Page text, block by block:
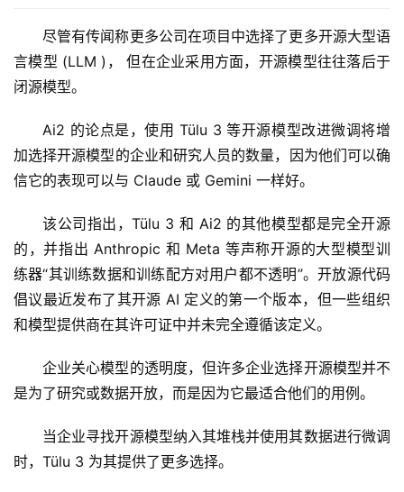
尽管有传闻称更多公司在项目中选择了更多开源大型语
言模型 (LLM )， 但在企业采用方面，开源模型往往落后于
闭源模型。
Ai2 的论点是，使用 Tülu 3 等开源模型改进微调将增
加选择开源模型的企业和研究人员的数量，因为他们可以确
信它的表现可以与 Claude 或 Gemini 一样好。
该公司指出，Tülu 3 和 Ai2 的其他模型都是完全开源
的，并指出 Anthropic 和 Meta 等声称开源的大型模型训
练器“其训练数据和训练配方对用户都不透明”。开放源代码
倡议最近发布了其开源 AI 定义的第一个版本，但一些组织
和模型提供商在其许可证中并未完全遵循该定义。
企业关心模型的透明度，但许多企业选择开源模型并不
是为了研究或数据开放，而是因为它最适合他们的用例。
当企业寻找开源模型纳入其堆栈并使用其数据进行微调
时，Tülu 3 为其提供了更多选择。